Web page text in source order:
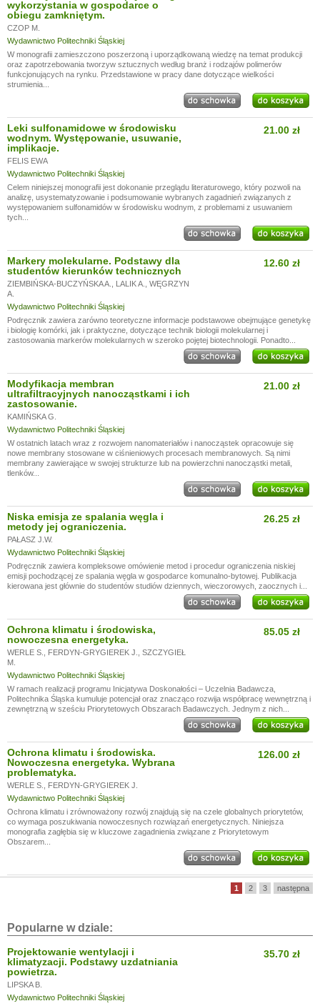
wykorzystania w gospodarce o
obiegu zamkniętym.
CZOP M.
Wydawnictwo Politechniki Śląskiej
W monografii zamieszczono poszerzoną i uporządkowaną wiedzę na temat produkcji
oraz zapotrzebowania tworzyw sztucznych według branż i rodzajów polimerów
funkcjonujących na rynku. Przedstawione w pracy dane dotyczące wielkości
strumienia...
Leki sulfonamidowe w środowisku
wodnym. Występowanie, usuwanie,
implikacje.
FELIS EWA
Wydawnictwo Politechniki Śląskiej
21.00 zł
Celem niniejszej monografii jest dokonanie przeglądu literaturowego, który pozwoli na
analizę, usystematyzowanie i podsumowanie wybranych zagadnień związanych z
występowaniem sulfonamidów w środowisku wodnym, z problemami z usuwaniem
tych...
Markery molekularne. Podstawy dla
studentów kierunków technicznych
ZIEMBIŃSKA-BUCZYŃSKA A. LALIK A.
WĘGRZYN
A.
Wydawnictwo Politechniki Śląskiej
12.60 zł
Podręcznik zawiera zarówno teoretyczne informacje podstawowe obejmujące genetykę
i biologię komórki, jak i praktyczne, dotyczące technik biologii molekularnej i
zastosowania markerów molekularnych w szeroko pojętej biotechnologii. Ponadto...
Modyfikacja membran
ultrafiltracyjnych nanocząstkami i ich
zastosowanie.
KAMIŃSKA G.
Wydawnictwo Politechniki Śląskiej
21.00 zł
W ostatnich latach wraz z rozwojem nanomateriałów i nanocząstek opracowuje się
nowe membrany stosowane w ciśnieniowych procesach membranowych. Są nimi
membrany zawierające w swojej strukturze lub na powierzchni nanocząstki metali,
tlenków...
Niska emisja ze spalania węgla i
metody jej ograniczenia.
PAŁASZ J.W.
Wydawnictwo Politechniki Śląskiej
26.25 zł
Podręcznik zawiera kompleksowe omówienie metod i procedur ograniczenia niskiej
emisji pochodzącej ze spalania węgla w gospodarce komunalno-bytowej. Publikacja
kierowana jest głównie do studentów studiów dziennych, wieczorowych, zaocznych i...
Ochrona klimatu i środowiska,
nowoczesna energetyka.
WERLE S. FERDYN-GRYGIEREK J.
SZCZYGIEŁ
M.
Wydawnictwo Politechniki Śląskiej
85.05 zł
W ramach realizacji programu Inicjatywa Doskonałości – Uczelnia Badawcza,
Politechnika Śląska kumuluje potencjał oraz znacząco rozwija współpracę wewnętrzną i
zewnętrzną w sześciu Priorytetowych Obszarach Badawczych. Jednym z nich...
Ochrona klimatu i środowiska.
Nowoczesna energetyka. Wybrana
problematyka.
WERLE S.
FERDYN-GRYGIEREK J.
Wydawnictwo Politechniki Śląskiej
126.00 zł
Ochrona klimatu i zrównoważony rozwój znajdują się na czele globalnych priorytetów,
co wymaga poszukiwania nowoczesnych rozwiązań energetycznych. Niniejsza
monografia zagłębia się w kluczowe zagadnienia związane z Priorytetowym
Obszarem...
1 2 3 następna
Popularne w dziale:
Projektowanie wentylacji i
klimatyzacji. Podstawy uzdatniania
powietrza.
LIPSKA B.
Wydawnictwo Politechniki Śląskiej
35.70 zł